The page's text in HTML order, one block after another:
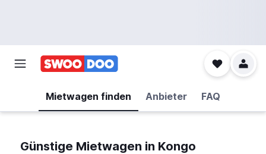
Mietwagen finden Anbieter FAQ
Günstige Mietwagen in Kongo